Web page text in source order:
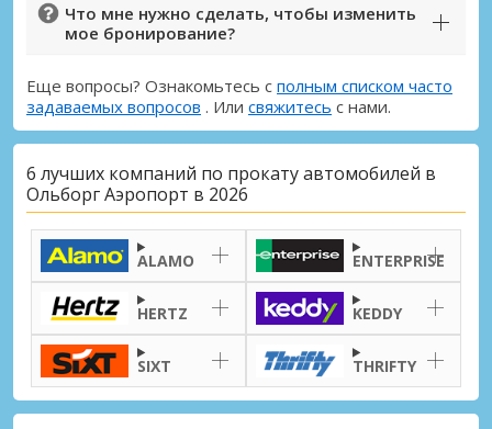
Что мне нужно сделать, чтобы изменить
мое бронирование?
Еще вопросы? Ознакомьтесь с полным списком часто
задаваемых вопросов . Или свяжитесь с нами.
6 лучших компаний по прокату автомобилей в
Ольборг Аэропорт в 2026
ALAMO ENTERPRISE
HERTZ KEDDY
SIXT THRIFTY